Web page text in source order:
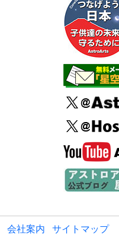
会社案内 サイトマップ